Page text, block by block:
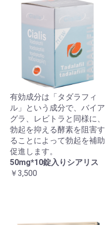
有効成分は「タダラフィ
ル」という成分で、バイア
グラ、レビトラと同様に、
勃起を抑える酵素を阻害す
ることによって勃起を補助
促進します。
50mg*10錠入りシアリス
￥3,500